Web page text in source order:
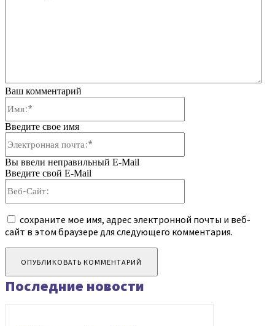
Ваш комментарий
Введите свое имя
Вы ввели неправильный E-Mail
Введите свой E-Mail
сохраните мое имя, адрес электронной почты и веб-
сайт в этом браузере для следующего комментария.
Последние новости